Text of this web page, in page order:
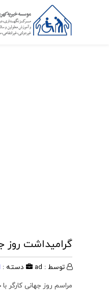
گرامیداشت روز
توسط : ad دسته :
مراسم روز جهانی کارگر